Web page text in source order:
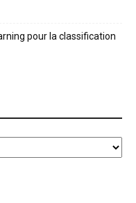
pour la classification